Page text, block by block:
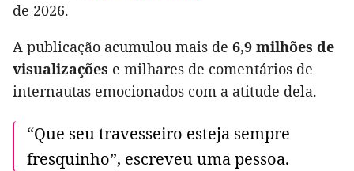
de 2026.
A publicação acumulou mais de 6,9 milhões de
visualizações e milhares de comentários de
internautas emocionados com a atitude dela.
“Que seu travesseiro esteja sempre
fresquinho”, escreveu uma pessoa.